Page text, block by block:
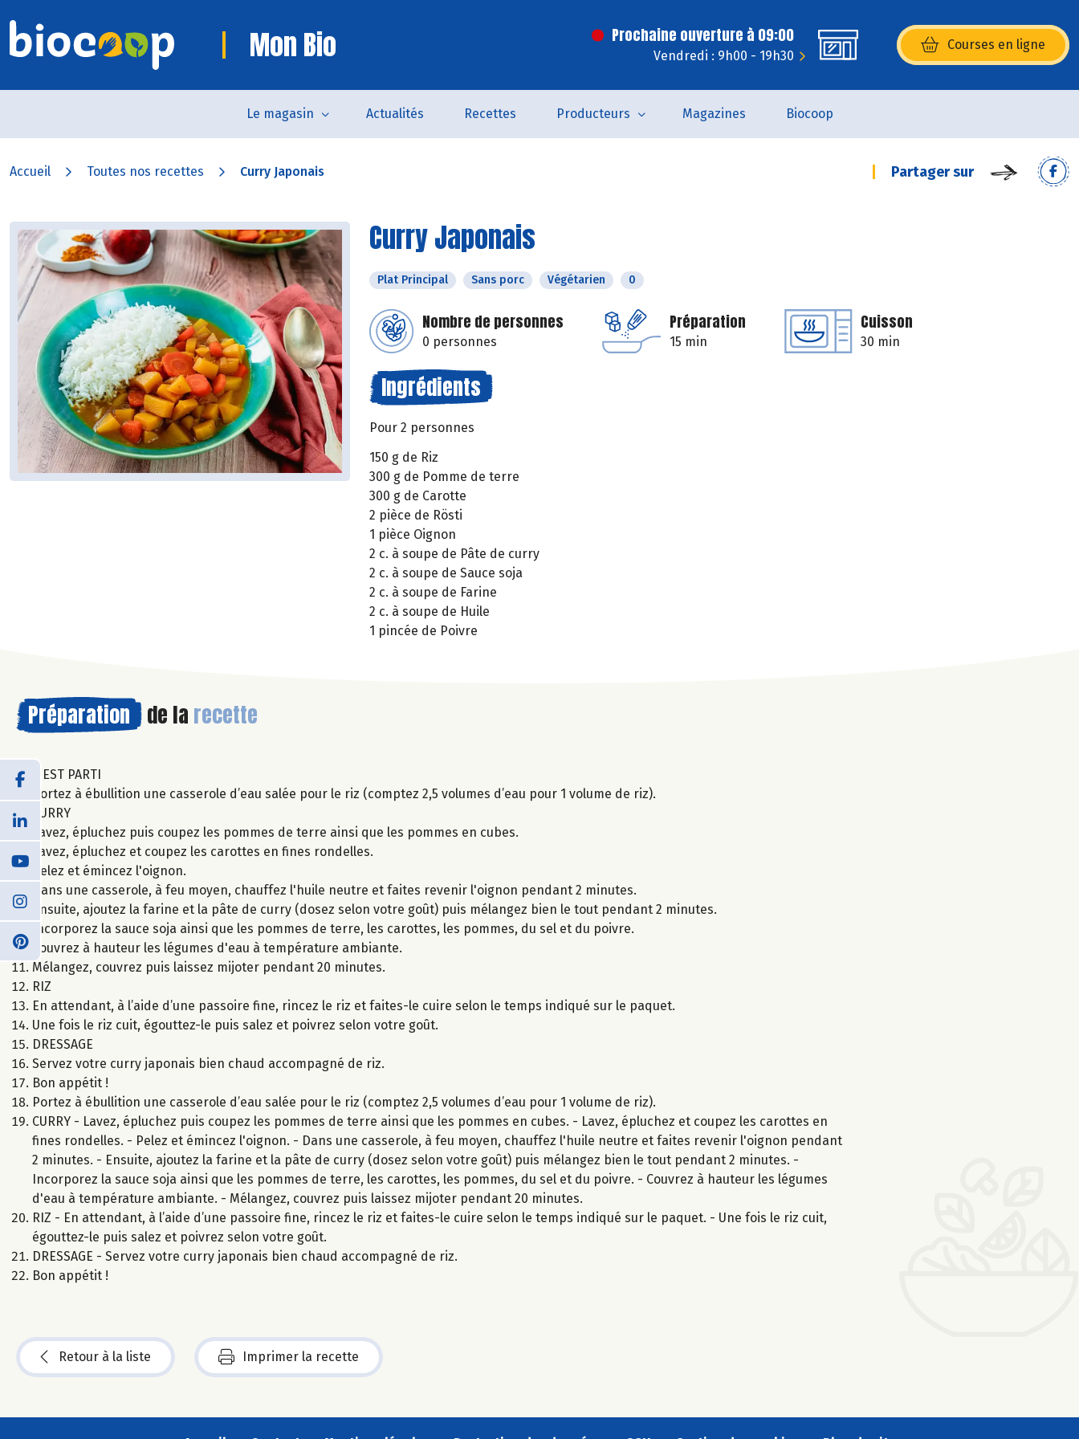
Mon Bio Prochaine ouverture à 09:00
Vendredi : 9h00 - 19h30
Courses en ligne
(s’ouvre dans une nouvelle
Le magasin Actualités Recettes Producteurs Magazines Biocoop
Accueil Toutes nos recettes Curry Japonais Partager sur
Curry Japonais
Plat Principal Sans porc Végétarien 0
Nombre de personnes
0 personnes
Préparation
15 min
Cuisson
30 min
Ingrédients
Pour 2 personnes
150 g de Riz
300 g de Pomme de terre
300 g de Carotte
2 pièce de Rösti
1 pièce Oignon
2 c. à soupe de Pâte de curry
2 c. à soupe de Sauce soja
2 c. à soupe de Farine
2 c. à soupe de Huile
1 pincée de Poivre
Préparation de la recette
C'EST PARTI
Portez à ébullition une casserole d’eau salée pour le riz (comptez 2,5 volumes d’eau pour 1 volume de riz).
CURRY
Lavez, épluchez puis coupez les pommes de terre ainsi que les pommes en cubes.
Lavez, épluchez et coupez les carottes en fines rondelles.
Pelez et émincez l'oignon.
Dans une casserole, à feu moyen, chauffez l'huile neutre et faites revenir l'oignon pendant 2 minutes.
Ensuite, ajoutez la farine et la pâte de curry (dosez selon votre goût) puis mélangez bien le tout pendant 2 minutes.
Incorporez la sauce soja ainsi que les pommes de terre, les carottes, les pommes, du sel et du poivre.
Couvrez à hauteur les légumes d'eau à température ambiante.
Mélangez, couvrez puis laissez mijoter pendant 20 minutes.
RIZ
En attendant, à l’aide d’une passoire fine, rincez le riz et faites-le cuire selon le temps indiqué sur le paquet.
Une fois le riz cuit, égouttez-le puis salez et poivrez selon votre goût.
DRESSAGE
Servez votre curry japonais bien chaud accompagné de riz.
Bon appétit !
Portez à ébullition une casserole d’eau salée pour le riz (comptez 2,5 volumes d’eau pour 1 volume de riz).
CURRY - Lavez, épluchez puis coupez les pommes de terre ainsi que les pommes en cubes. - Lavez, épluchez et coupez les carottes en
fines rondelles. - Pelez et émincez l'oignon. - Dans une casserole, à feu moyen, chauffez l'huile neutre et faites revenir l'oignon pendant
2 minutes. - Ensuite, ajoutez la farine et la pâte de curry (dosez selon votre goût) puis mélangez bien le tout pendant 2 minutes. -
Incorporez la sauce soja ainsi que les pommes de terre, les carottes, les pommes, du sel et du poivre. - Couvrez à hauteur les légumes
d'eau à température ambiante. - Mélangez, couvrez puis laissez mijoter pendant 20 minutes.
RIZ - En attendant, à l’aide d’une passoire fine, rincez le riz et faites-le cuire selon le temps indiqué sur le paquet. - Une fois le riz cuit,
égouttez-le puis salez et poivrez selon votre goût.
DRESSAGE - Servez votre curry japonais bien chaud accompagné de riz.
Bon appétit !
Retour à la liste Imprimer la recette